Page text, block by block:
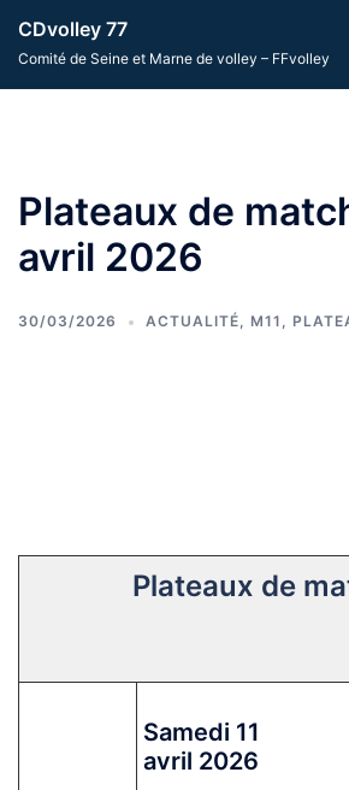
CDvolley 77
Comité de Seine et Marne de volley – FFvolley
Plateaux de
avril 2026
30/03/2026 ACTUALITÉ, M11 ,
Plateaux de
Samedi 11
avril 2026